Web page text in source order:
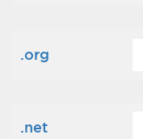
.org
.net